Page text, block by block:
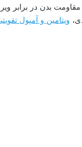
بدن در برابر
ویتامین و آمپول